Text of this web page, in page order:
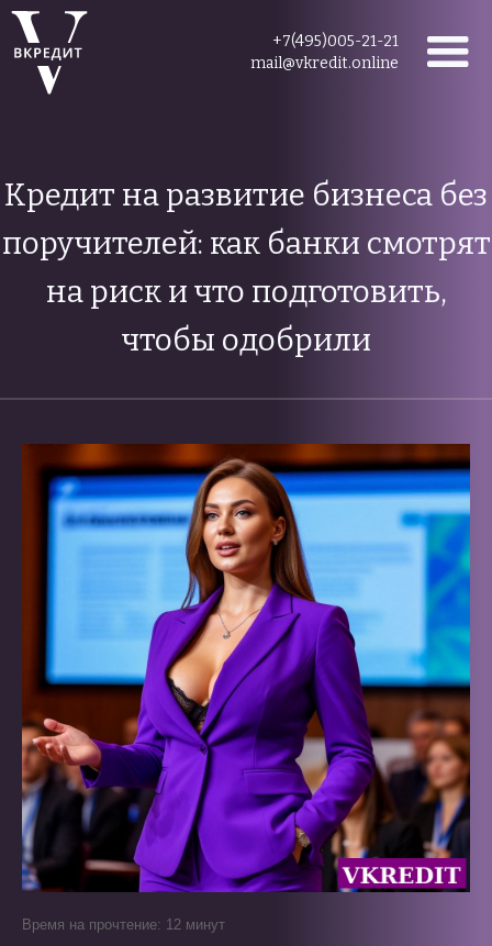
+7(495)005-21-21
mail@vkredit.online
Кредит на развитие бизнеса без
поручителей: как банки смотрят
на риск и что подготовить,
чтобы одобрили
Время на прочтение: 12 минут